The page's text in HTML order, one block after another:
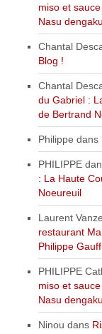
miso et
Nasu dengaku
Chantal
Blog !
Chantal
du Gabriel :
de Bertrand
Philippe dans
PHILIPPE
: La Haute
Noeureuil
Laurent
restaurant
Philippe
PHILIPPE
miso et
Nasu dengaku
Ninou dans